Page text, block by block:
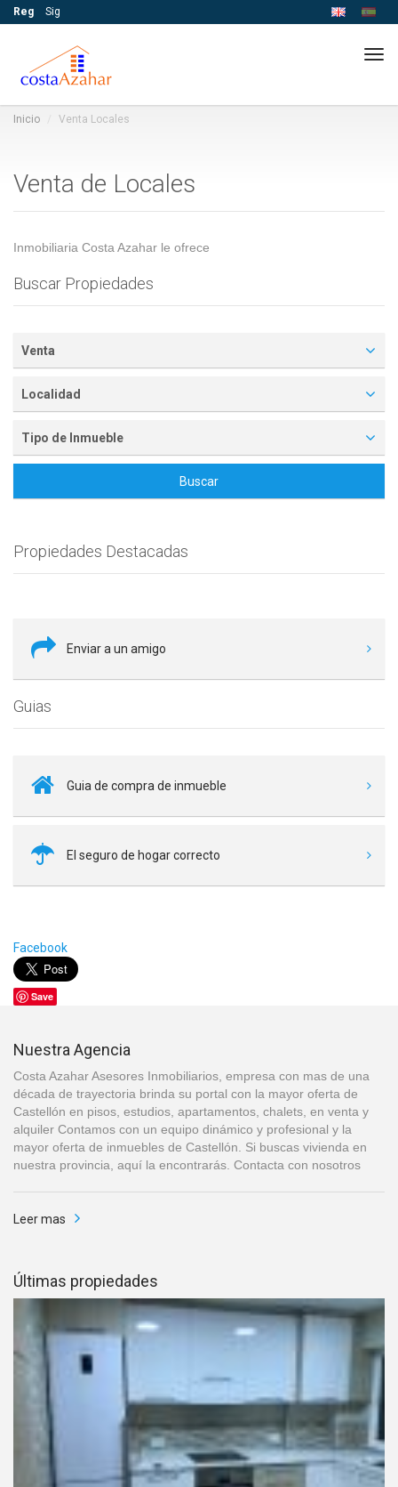
Reg Sig
Inicio Venta Locales
Venta de Locales
Inmobiliaria Costa Azahar le ofrece
Buscar Propiedades
Venta
Localidad
Tipo de Inmueble
Buscar
Propiedades Destacadas
Enviar a un amigo
Guias
Guia de compra de inmueble
El seguro de hogar correcto
Facebook
Save
Nuestra Agencia
Costa Azahar Asesores Inmobiliarios, empresa con mas de una
década de trayectoria brinda su portal con la mayor oferta de
Castellón en pisos, estudios, apartamentos, chalets, en venta y
alquiler Contamos con un equipo dinámico y profesional y la
mayor oferta de inmuebles de Castellón. Si buscas vivienda en
nuestra provincia, aquí la encontrarás. Contacta con nosotros
Leer mas
Últimas propiedades